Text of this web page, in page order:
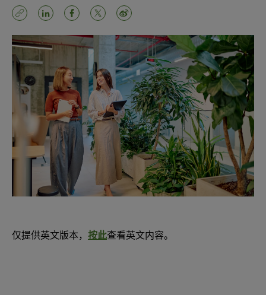
仅提供英文版本， 按此查看英文内容。